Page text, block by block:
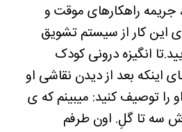
جریمه راهکارهای موقت و
این کار از سیستم تشویق
انگیزه درونی کودک
اینکه بعد از دیدن نقاشی او
را توصیف کنید: میبینم که ی
سه تا گلِ. اون طرفم